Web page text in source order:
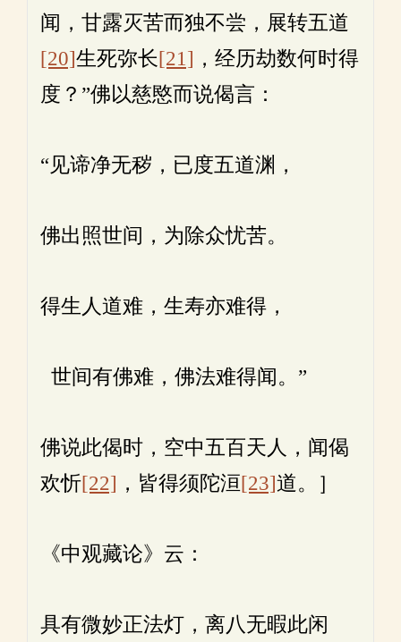
闻，甘露灭苦而独不尝，展转五道
[20]生死弥长[21] ，经历劫数何时得
度？”佛以慈愍而说偈言：
“见谛净无秽，已度五道渊，
佛出照世间，为除众忧苦。
得生人道难，生寿亦难得，
世间有佛难，佛法难得闻。”
佛说此偈时，空中五百天人，闻偈
欢忻[22] ，皆得须陀洹[23]道。］
《中观藏论》云：
具有微妙正法灯，离八无暇此闲